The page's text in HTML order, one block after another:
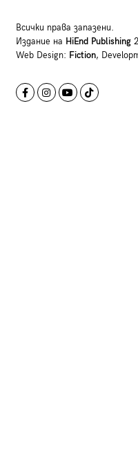
Всички права запазени.
Издание на HiEnd Publishing
Web Design: Fiction,